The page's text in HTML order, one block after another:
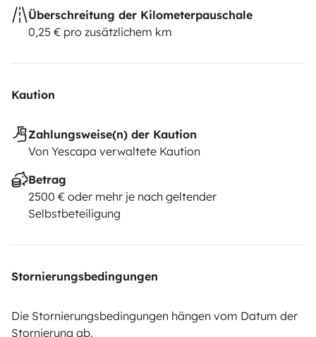
Überschreitung der Kilometerpauschale
0,25 € pro zusätzlichem km
Kaution
Zahlungsweise(n) der Kaution
Von Yescapa verwaltete Kaution
Betrag
2500 € oder mehr je nach geltender
Selbstbeteiligung
Stornierungsbedingungen
Die Stornierungsbedingungen hängen vom Datum der
Stornierung ab.